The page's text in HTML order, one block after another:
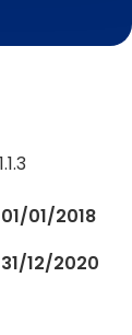
01/01/2018
31/12/2020